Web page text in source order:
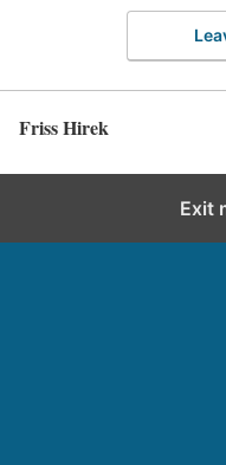
Friss Hirek
Exit